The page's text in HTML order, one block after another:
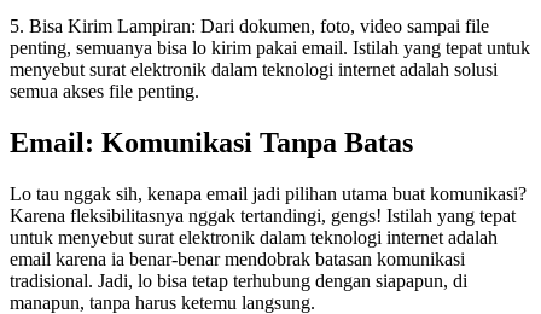
5. Bisa Kirim Lampiran: Dari dokumen, foto, video sampai file
penting, semuanya bisa lo kirim pakai email. Istilah yang tepat untuk
menyebut surat elektronik dalam teknologi internet adalah solusi
semua akses file penting.
Email: Komunikasi Tanpa Batas
Lo tau nggak sih, kenapa email jadi pilihan utama buat komunikasi?
Karena fleksibilitasnya nggak tertandingi, gengs! Istilah yang tepat
untuk menyebut surat elektronik dalam teknologi internet adalah
email karena ia benar-benar mendobrak batasan komunikasi
tradisional. Jadi, lo bisa tetap terhubung dengan siapapun, di
manapun, tanpa harus ketemu langsung.